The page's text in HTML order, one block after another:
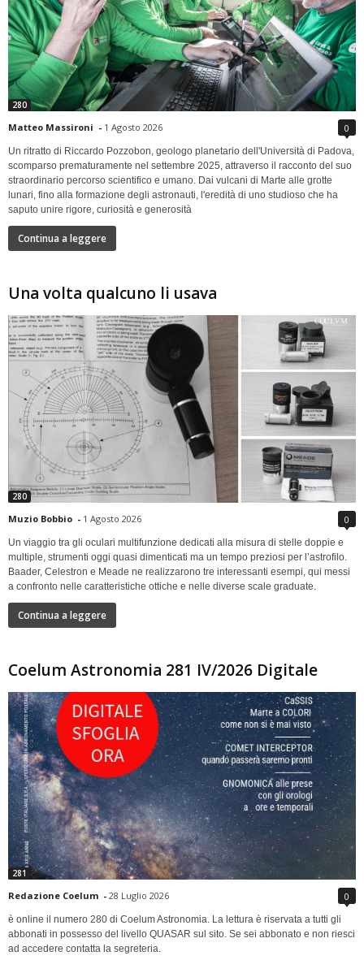
280
Matteo Massironi - 1 Agosto 2026 0
Un ritratto di Riccardo Pozzobon, geologo planetario dell'Università di Padova,
scomparso prematuramente nel settembre 2025, attraverso il racconto del suo
straordinario percorso scientifico e umano. Dai vulcani di Marte alle grotte
lunari, fino alla formazione degli astronauti, l'eredità di uno studioso che ha
saputo unire rigore, curiosità e generosità
Continua a leggere
Una volta qualcuno li usava
280
Muzio Bobbio - 1 Agosto 2026 0
Un viaggio tra gli oculari multifunzione dedicati alla misura di stelle doppie e
multiple, strumenti oggi quasi dimenticati ma un tempo preziosi per l’astrofilo.
Baader, Celestron e Meade ne realizzarono tre interessanti esempi, qui messi
a confronto nelle caratteristiche ottiche e nelle diverse scale graduate.
Continua a leggere
Coelum Astronomia 281 IV/2026 Digitale
281
Redazione Coelum - 28 Luglio 2026 0
è online il numero 280 di Coelum Astronomia. La lettura è riservata a tutti gli
abbonati in possesso del livello QUASAR sul sito. Se sei abbonato e non riesci
ad accedere contatta la segreteria.